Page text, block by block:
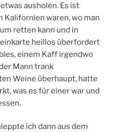
ausholen. Es ist
Kalifornien waren, wo man
retten kann und in
heillos überfordert
einem Kaff irgendwo
Mann trank
Weine überhaupt, hatte
was es für einer war und
ich dann aus dem